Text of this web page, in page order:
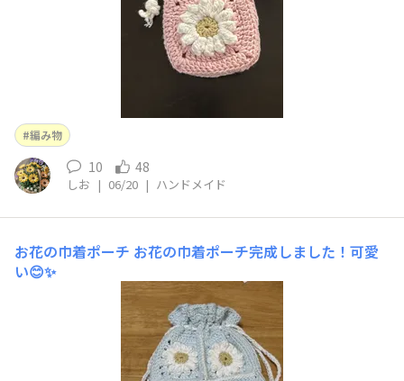
編み物
10 48
しお | 06/20 | ハンドメイド
お花の巾着ポーチ お花の巾着ポーチ完成しました！可愛
い😊✨